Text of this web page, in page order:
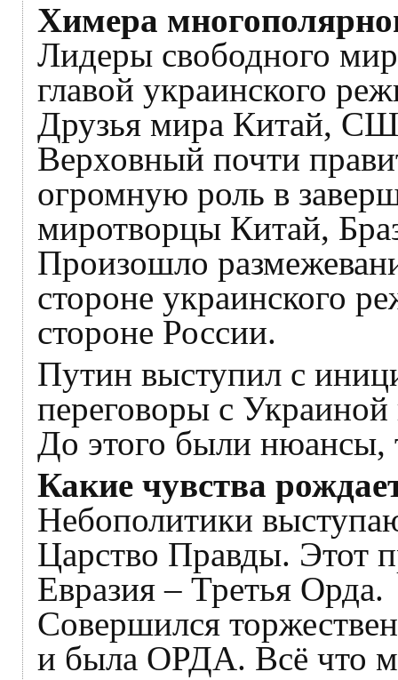
Химера
Лидеры свободного
главой украинского
Друзья мира Китай,
Верховный почти
огромную роль в
миротворцы Китай,
Произошло
стороне украинского
стороне России.
Путин выступил с
переговоры с
До этого были нюансы,
Какие чувства
Небополитики
Царство Правды. Этот
Евразия – Третья Орда.
Совершился
и была ОРДА. Всё что